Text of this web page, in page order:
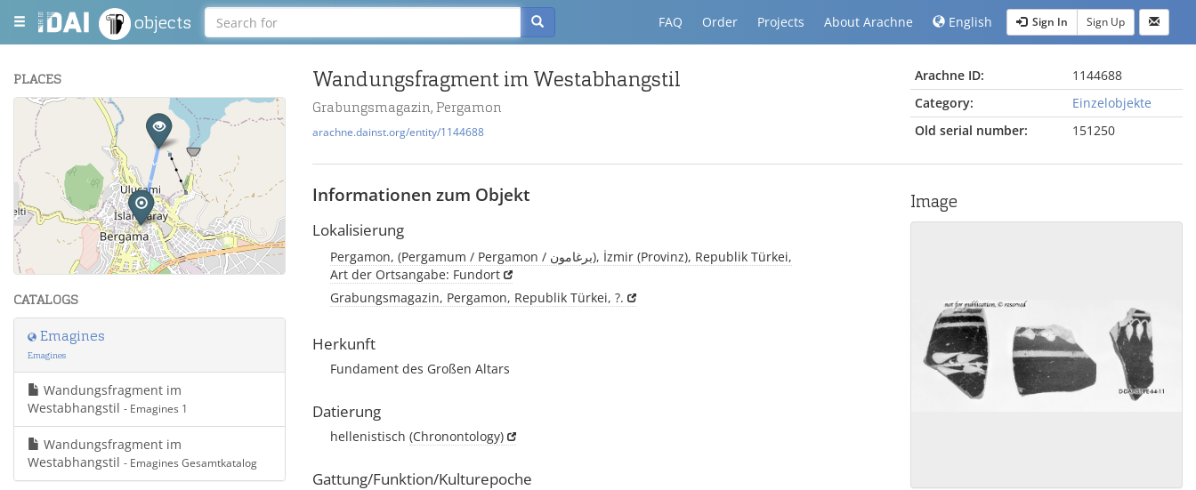
objects FAQ Order Projects About Arachne English Sign In Sign Up
PLACES
+
−
Leaflet| Maps and Data © OpenStreetMap
CATALOGS
Emagines
Emagines
Wandungsfragment im
Westabhangstil - Emagines 1
Wandungsfragment im
Westabhangstil - Emagines Gesamtkatalog
Wandungsfragment im Westabhangstil
Grabungsmagazin, Pergamon
arachne.dainst.org/entity/1144688
Arachne ID:
1144688
Category:
Einzelobjekte
Old serial number:
151250
Informationen zum Objekt
Lokalisierung
Pergamon, (Pergamum / Pergamon / برغامون), İzmir (Provinz), Republik Türkei,
Art der Ortsangabe: Fundort
Grabungsmagazin, Pergamon, Republik Türkei, ?.
Herkunft
Fundament des Großen Altars
Datierung
hellenistisch (Chronontology)
Gattung/Funktion/Kulturepoche
Image